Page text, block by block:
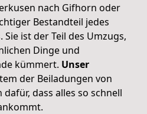
nach Gifhorn oder
Bestandteil jedes
ist der Teil des Umzugs,
Dinge und
kümmert. Unser
der Beiladungen von
dass alles so schnell